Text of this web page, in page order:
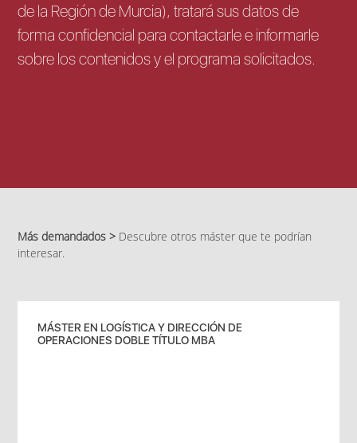
de la Región de Murcia), tratará sus datos de
forma confidencial para contactarle e informarle
sobre los contenidos y el programa solicitados.
Más demandados > Descubre otros máster que te podrían
interesar.
MÁSTER EN LOGÍSTICA Y DIRECCIÓN DE
OPERACIONES DOBLE TÍTULO MBA